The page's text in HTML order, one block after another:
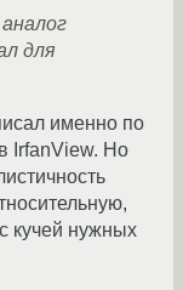
для
именно по
IrfanView. Но
кучей нужных